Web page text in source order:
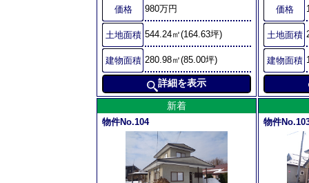
価格 980万円
土地面積 544.24㎡(164.63坪)
建物面積 280.98㎡(85.00坪)
詳細を表示
価格
土地面積
建物面積
新着
物件No.104 物件